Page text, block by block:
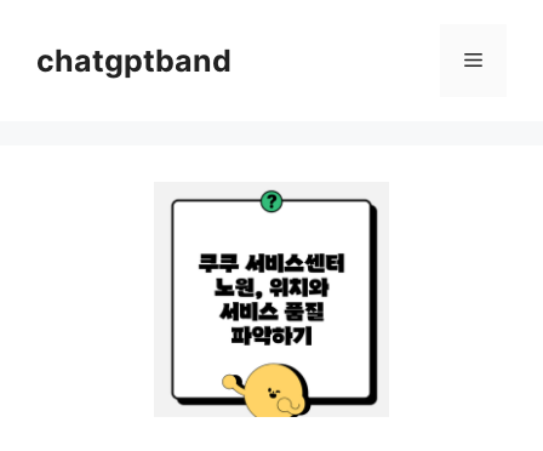
chatgptband 메